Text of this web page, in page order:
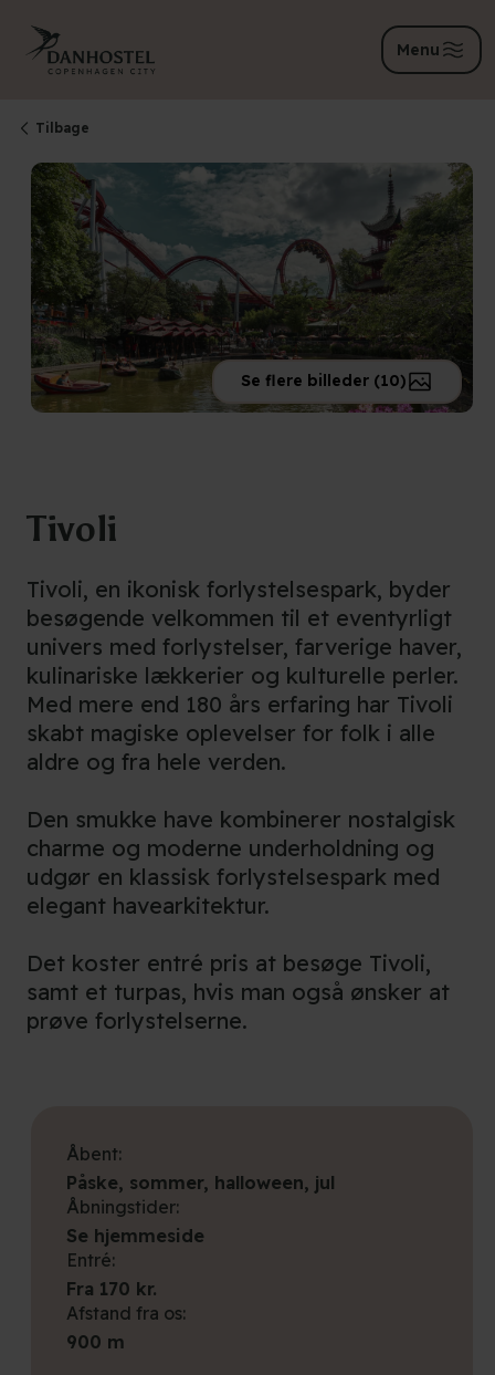
Menu
Tilbage
Se flere billeder (10)
Tivoli
Tivoli, en ikonisk forlystelsespark, byder
besøgende velkommen til et eventyrligt
univers med forlystelser, farverige haver,
kulinariske lækkerier og kulturelle perler.
Med mere end 180 års erfaring har Tivoli
skabt magiske oplevelser for folk i alle
aldre og fra hele verden.
Den smukke have kombinerer nostalgisk
charme og moderne underholdning og
udgør en klassisk forlystelsespark med
elegant havearkitektur.
Det koster entré pris at besøge Tivoli,
samt et turpas, hvis man også ønsker at
prøve forlystelserne.
Åbent:
Påske, sommer, halloween, jul
Åbningstider:
Se hjemmeside
Entré:
Fra 170 kr.
Afstand fra os:
900 m